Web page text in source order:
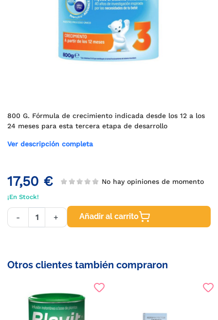
800 G. Fórmula de crecimiento indicada desde los 12 a los
24 meses para esta tercera etapa de desarrollo
Ver descripción completa
17,50 € No hay opiniones de momento
¡En Stock!
- + Añadir al carrito
Otros clientes también compraron